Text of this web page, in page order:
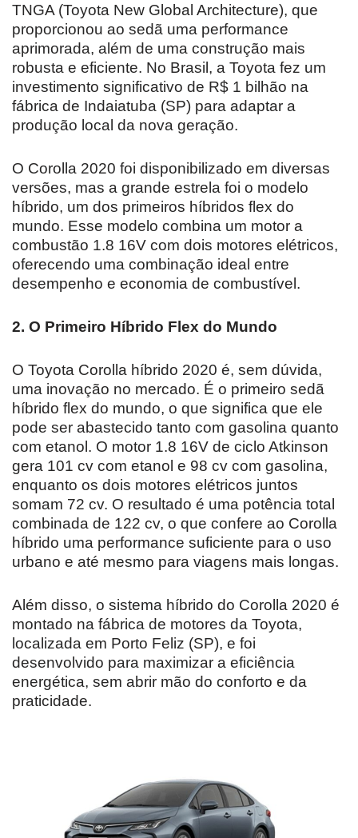
TNGA (Toyota New Global Architecture), que
proporcionou ao sedã uma performance
aprimorada, além de uma construção mais
robusta e eficiente. No Brasil, a Toyota fez um
investimento significativo de R$ 1 bilhão na
fábrica de Indaiatuba (SP) para adaptar a
produção local da nova geração.
O Corolla 2020 foi disponibilizado em diversas
versões, mas a grande estrela foi o modelo
híbrido, um dos primeiros híbridos flex do
mundo. Esse modelo combina um motor a
combustão 1.8 16V com dois motores elétricos,
oferecendo uma combinação ideal entre
desempenho e economia de combustível.
2. O Primeiro Híbrido Flex do Mundo
O Toyota Corolla híbrido 2020 é, sem dúvida,
uma inovação no mercado. É o primeiro sedã
híbrido flex do mundo, o que significa que ele
pode ser abastecido tanto com gasolina quanto
com etanol. O motor 1.8 16V de ciclo Atkinson
gera 101 cv com etanol e 98 cv com gasolina,
enquanto os dois motores elétricos juntos
somam 72 cv. O resultado é uma potência total
combinada de 122 cv, o que confere ao Corolla
híbrido uma performance suficiente para o uso
urbano e até mesmo para viagens mais longas.
Além disso, o sistema híbrido do Corolla 2020 é
montado na fábrica de motores da Toyota,
localizada em Porto Feliz (SP), e foi
desenvolvido para maximizar a eficiência
energética, sem abrir mão do conforto e da
praticidade.